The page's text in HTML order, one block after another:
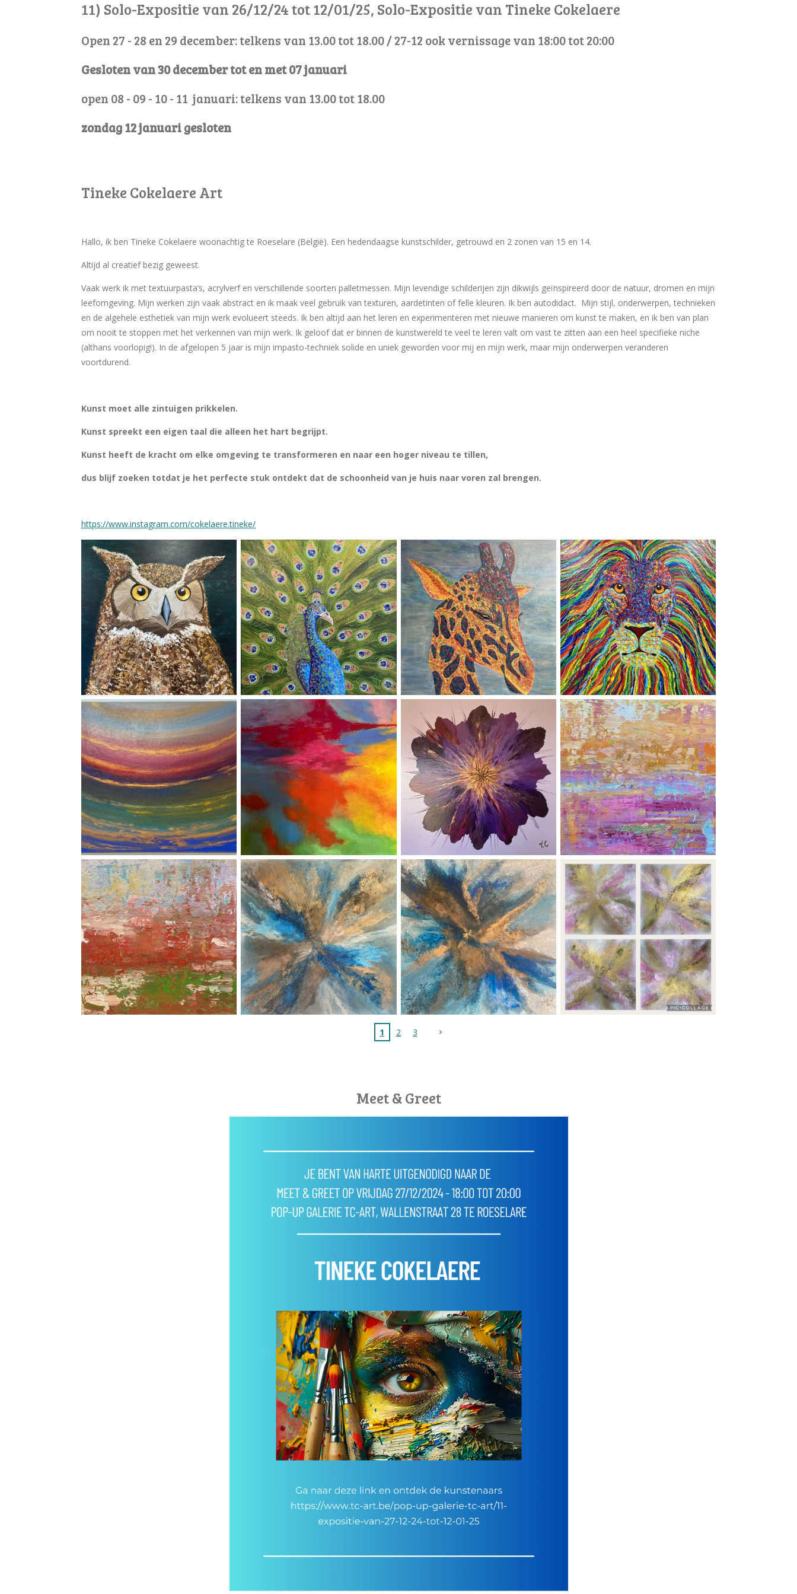
11) Solo-Expositie van 26/12/24 tot 12/01/25, Solo-Expositie van Tineke Cokelaere
Open 27 - 28 en 29 december: telkens van 13.00 tot 18.00 / 27-12 ook vernissage van 18:00 tot 20:00
Gesloten van 30 december tot en met 07 januari
open 08 - 09 - 10 - 11 januari: telkens van 13.00 tot 18.00
zondag 12 januari gesloten
Tineke Cokelaere Art
Hallo, ik ben Tineke Cokelaere woonachtig te Roeselare (België). Een hedendaagse kunstschilder, getrouwd en 2 zonen van 15 en 14.
Altijd al creatief bezig geweest.
Vaak werk ik met textuurpasta’s, acrylverf en verschillende soorten palletmessen. Mijn levendige schilderijen zijn dikwijls geïnspireerd door de natuur, dromen en mijn
leefomgeving. Mijn werken zijn vaak abstract en ik maak veel gebruik van texturen, aardetinten of felle kleuren. Ik ben autodidact. Mijn stijl, onderwerpen, technieken
en de algehele esthetiek van mijn werk evolueert steeds. Ik ben altijd aan het leren en experimenteren met nieuwe manieren om kunst te maken, en ik ben van plan
om nooit te stoppen met het verkennen van mijn werk. Ik geloof dat er binnen de kunstwereld te veel te leren valt om vast te zitten aan een heel specifieke niche
(althans voorlopig!). In de afgelopen 5 jaar is mijn impasto-techniek solide en uniek geworden voor mij en mijn werk, maar mijn onderwerpen veranderen
voortdurend.
Kunst moet alle zintuigen prikkelen.
Kunst spreekt een eigen taal die alleen het hart begrijpt.
Kunst heeft de kracht om elke omgeving te transformeren en naar een hoger niveau te tillen,
dus blijf zoeken totdat je het perfecte stuk ontdekt dat de schoonheid van je huis naar voren zal brengen.
https://www.instagram.com/cokelaere.tineke/
1 2 3
Meet & Greet